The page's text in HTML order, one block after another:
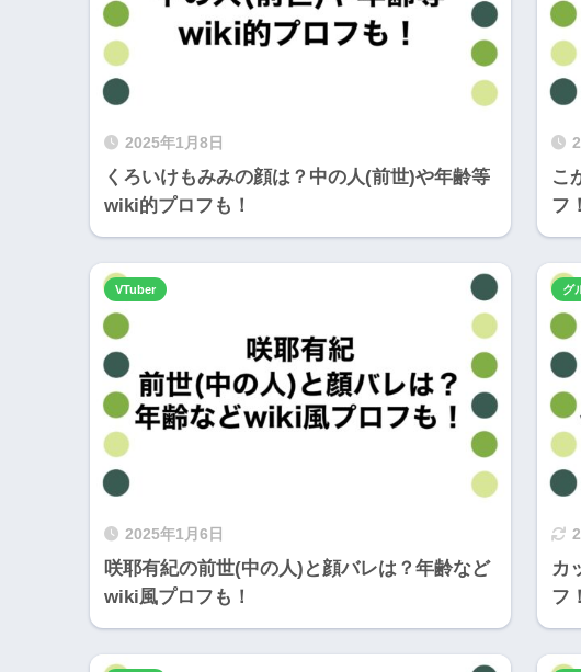
2025年1月8日
くろいけもみみの顔は？中の人(前世)や年齢等
wiki的プロフも！
こ
フ
2025年1月6日
咲耶有紀の前世(中の人)と顔バレは？年齢など
wiki風プロフも！
VTuber
カ
フ
グ